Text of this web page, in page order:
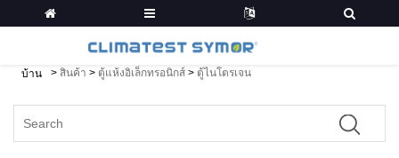
บ้าน > สินค้า > ตู้แห้งอิเล็กทรอนิกส์ > ตู้ไนโตรเจน